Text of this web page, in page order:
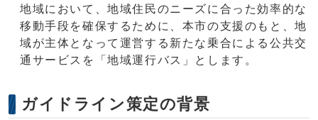
地域において、地域住民のニーズに合った効率的な
移動手段を確保するために、本市の支援のもと、地
域が主体となって運営する新たな乗合による公共交
通サービスを「地域運行バス」とします。
ガイドライン策定の背景